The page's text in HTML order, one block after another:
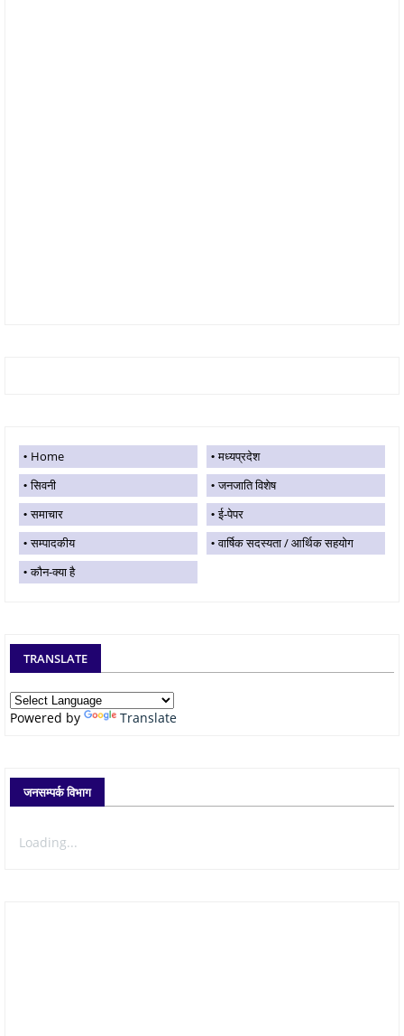
Home
मध्यप्रदेश
सिवनी
जनजाति विशेष
समाचार
ई-पेपर
सम्पादकीय
वार्षिक सदस्यता / आर्थिक सहयोग
कौन-क्या है
TRANSLATE
Powered by Translate
जनसम्पर्क विभाग
Loading...